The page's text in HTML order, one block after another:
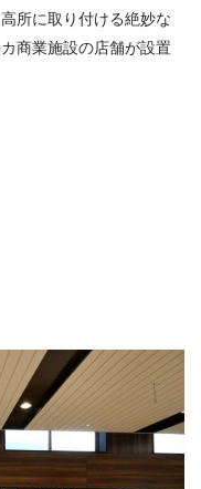
所に取り付ける絶妙な
商業施設の店舗が設置